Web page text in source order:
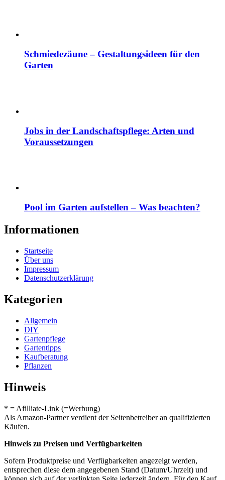
Schmiedezäune – Gestaltungsideen für den
Garten
Jobs in der Landschaftspflege: Arten und
Voraussetzungen
Pool im Garten aufstellen – Was beachten?
Informationen
Startseite
Über uns
Impressum
Datenschutzerklärung
Kategorien
Allgemein
DIY
Gartenpflege
Gartentipps
Kaufberatung
Pflanzen
Hinweis
* = Afilliate-Link (=Werbung)
Als Amazon-Partner verdient der Seitenbetreiber an qualifizierten
Käufen.
Hinweis zu Preisen und Verfügbarkeiten
Sofern Produktpreise und Verfügbarkeiten angezeigt werden,
entsprechen diese dem angegebenen Stand (Datum/Uhrzeit) und